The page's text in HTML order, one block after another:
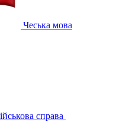
Чеська мова
справа